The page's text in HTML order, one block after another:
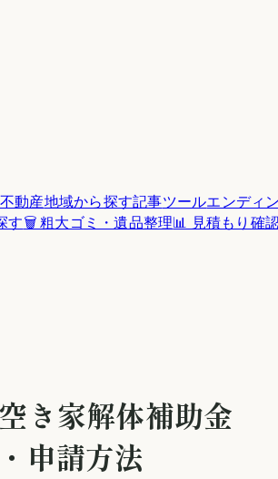
動産地域から探す記事ツールエンディ
す🗑️ 粗大ゴミ・遺品整理📊 見積もり確
き家解体補助金
申請方法